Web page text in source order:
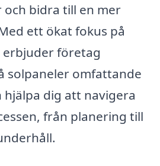
bidra till en mer
ett ökat fokus på
företag
solpaneler omfattande
dig att navigera
från planering till